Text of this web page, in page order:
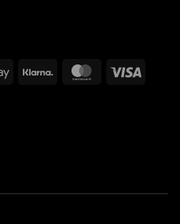
GoogleKlarna MasterCard
Visa